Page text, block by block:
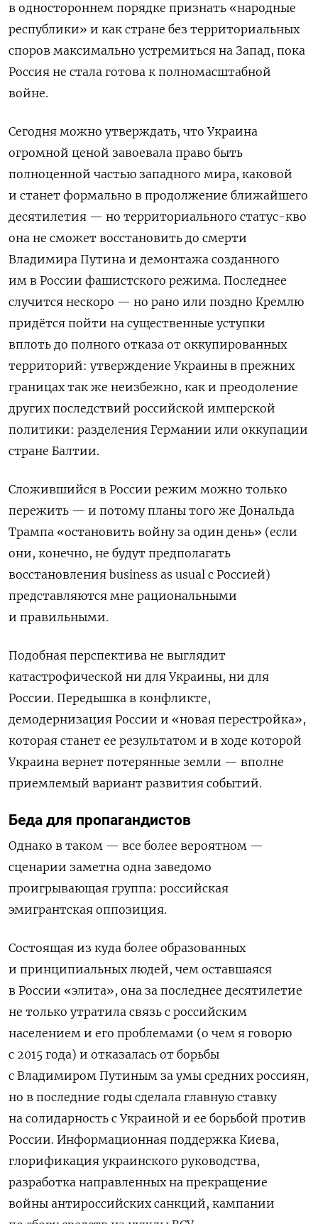
в одностороннем порядке признать «народные
республики» и как стране без территориальных
споров максимально устремиться на Запад, пока
Россия не стала готова к полномасштабной
войне.
Сегодня можно утверждать, что Украина
огромной ценой завоевала право быть
полноценной частью западного мира, каковой
и станет формально в продолжение ближайшего
десятилетия — но территориального статус-кво
она не сможет восстановить до смерти
Владимира Путина и демонтажа созданного
им в России фашистского режима. Последнее
случится нескоро — но рано или поздно Кремлю
придётся пойти на существенные уступки
вплоть до полного отказа от оккупированных
территорий: утверждение Украины в прежних
границах так же неизбежно, как и преодоление
других последствий российской имперской
политики: разделения Германии или оккупации
стране Балтии.
Сложившийся в России режим можно только
пережить — и потому планы того же Дональда
Трампа «остановить войну за один день» (если
они, конечно, не будут предполагать
восстановления business as usual c Россией)
представляются мне рациональными
и правильными.
Подобная перспектива не выглядит
катастрофической ни для Украины, ни для
России. Передышка в конфликте,
демодернизация России и «новая перестройка»,
которая станет ее результатом и в ходе которой
Украина вернет потерянные земли — вполне
приемлемый вариант развития событий.
Беда для пропагандистов
Однако в таком — все более вероятном —
сценарии заметна одна заведомо
проигрывающая группа: российская
эмигрантская оппозиция.
Состоящая из куда более образованных
и принципиальных людей, чем оставшаяся
в России «элита», она за последнее десятилетие
не только утратила связь с российским
населением и его проблемами (о чем я говорю
с 2015 года) и отказалась от борьбы
с Владимиром Путиным за умы средних россиян,
но в последние годы сделала главную ставку
на солидарность с Украиной и ее борьбой против
России. Информационная поддержка Киева,
глорификация украинского руководства,
разработка направленных на прекращение
войны антироссийских санкций, кампании